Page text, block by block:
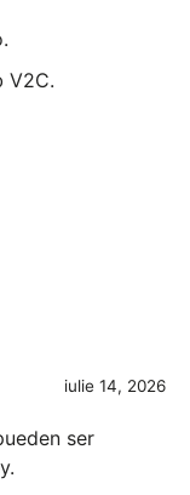
V2C.
iulie 14, 2026
ser